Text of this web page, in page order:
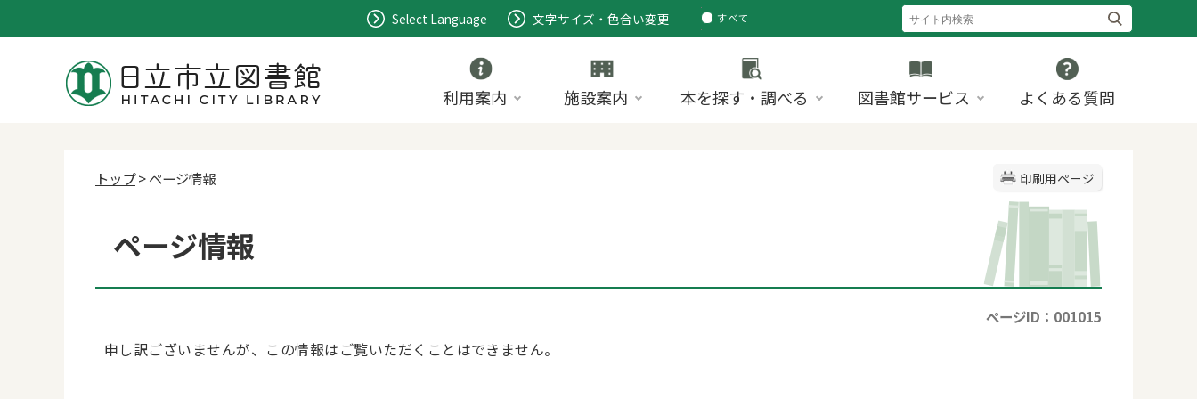
Select Language 文字サイズ・色合い変更
すべて
ページ
利用案内 施設案内 本を探す・調べる 図書館サービス よくある質問
印刷用ページ
トップ> ページ情報
ページ情報
ページID：001015
申し訳ございませんが、この情報はご覧いただくことはできません。